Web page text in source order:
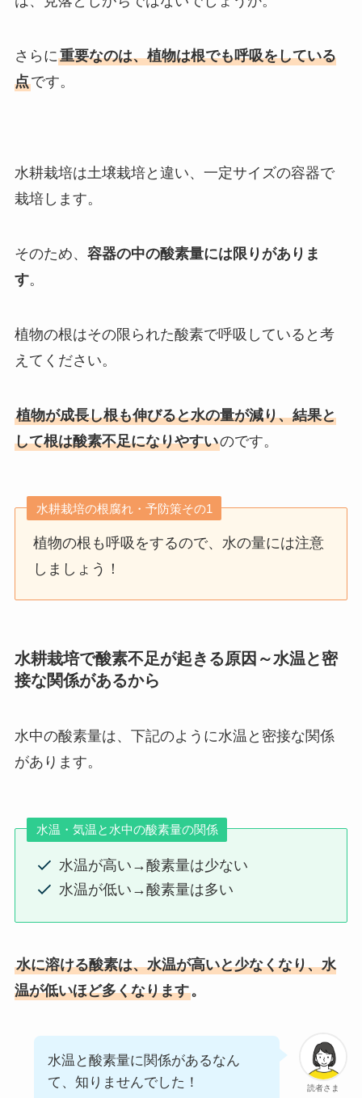
さらに重要なのは、植物は根でも呼吸をしている
点です。
水耕栽培は土壌栽培と違い、一定サイズの容器で
栽培します。
そのため、 容器の中の酸素量には限りがありま
す。
植物の根はその限られた酸素で呼吸していると考
えてください。
植物が成長し根も伸びると水の量が減り、結果と
して根は酸素不足になりやすいのです。
水耕栽培の根腐れ・予防策その1
植物の根も呼吸をするので、水の量には注意
しましょう！
水耕栽培で酸素不足が起きる原因～水温と密
接な関係があるから
水中の酸素量は、下記のように水温と密接な関係
があります。
水温・気温と水中の酸素量の関係
水温が高い→酸素量は少ない
水温が低い→酸素量は多い
水に溶ける酸素は、水温が高いと少なくなり、水
温が低いほど多くなります。
読者さま
水温と酸素量に関係があるなん
て、知りませんでした！